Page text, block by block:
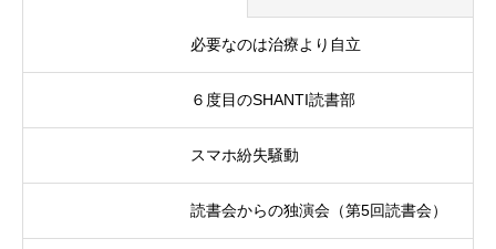
必要なのは治療より自立
６度目のSHANTI読書部
スマホ紛失騒動
読書会からの独演会（第5回読書会）